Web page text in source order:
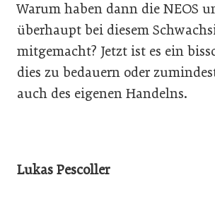
Warum haben dann die NEOS
überhaupt bei diesem
mitgemacht? Jetzt ist es ein
dies zu bedauern oder
auch des eigenen Handelns.
Lukas Pescoller